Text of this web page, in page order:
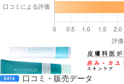
DATA 口コミ・販売データ